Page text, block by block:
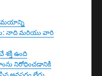
నాది మరియు వారి
ఉంది
నిరోధించడానికి